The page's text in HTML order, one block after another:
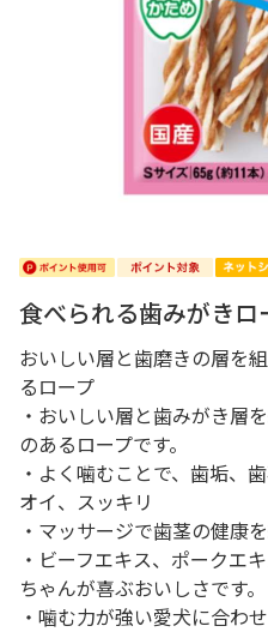
食べられる歯みがき
おいしい層と歯磨きの層を
るロープ
・おいしい層と歯みがき層
のあるロープです。
・よく噛むことで、歯垢、
オイ、スッキリ
・マッサージで歯茎の健康
・ビーフエキス、ポークエ
ちゃんが喜ぶおいしさです。
・噛む力が強い愛犬に合わ